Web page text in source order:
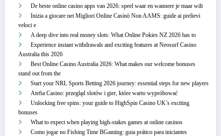
De beste online casino apps van 2026: speel waar en wanneer je maar wilt
Inizia a giocare nei Migliori Online Casinò Non AAMS: guide ai prelievi
veloci e
A deep dive into real money slots: What Online Pokies NZ 2026 has to
Experience instant withdrawals and exciting features at Neosurf Casino
Australia this 2026
Best Online Casino Australia 2026: What makes our welcome bonuses
stand out from the
Start your NRL Sports Betting 2026 journey: essential steps for new players
Atefia Casino: przegląd slotów i gier, które warto wypróbować
Unlocking free spins: your guide to HighSpin Casino UK’s exciting
bonuses
What to expect when playing high-stakes games at online casinos
Como jogar no Fishing Time BGaming: guia prático para iniciantes